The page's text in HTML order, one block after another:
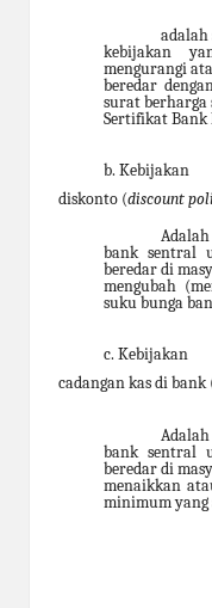
adalah
kebijakan
mengurangi
beredar
surat berharga
Sertifikat Bank
b. Kebijakan
diskonto (discount
bank sentral
beredar di
mengubah
suku bunga
c. Kebijakan
cadangan kas di bank
bank sentral
beredar di
menaikkan
minimum yang